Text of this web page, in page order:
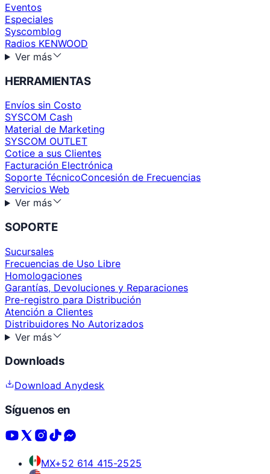
Eventos
Especiales
Syscomblog
Radios KENWOOD
Ver más
HERRAMIENTAS
Envíos sin Costo
SYSCOM Cash
Material de Marketing
SYSCOM OUTLET
Cotice a sus Clientes
Facturación Electrónica
Soporte TécnicoConcesión de Frecuencias
Servicios Web
Ver más
SOPORTE
Sucursales
Frecuencias de Uso Libre
Homologaciones
Garantías, Devoluciones y Reparaciones
Pre-registro para Distribución
Atención a Clientes
Distribuidores No Autorizados
Ver más
Downloads
Download Anydesk
Síguenos en
MX+52 614 415-2525